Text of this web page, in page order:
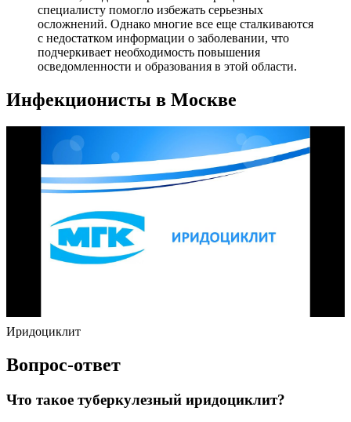
специалисту помогло избежать серьезных
осложнений. Однако многие все еще сталкиваются
с недостатком информации о заболевании, что
подчеркивает необходимость повышения
осведомленности и образования в этой области.
Инфекционисты в Москве
Иридоциклит
Вопрос-ответ
Что такое туберкулезный иридоциклит?